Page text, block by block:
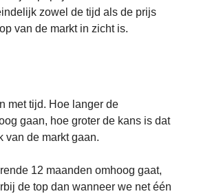
zowel de tijd als de prijs
van de markt in zicht is.
met tijd. Hoe langer de
gaan, hoe groter de kans is dat
van de markt gaan.
12 maanden omhoog gaat,
de top dan wanneer we net één